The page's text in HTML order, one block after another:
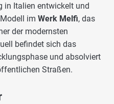
in Italien entwickelt und
im Werk Melfi, das
der modernsten
befindet sich das
und absolviert
Straßen.